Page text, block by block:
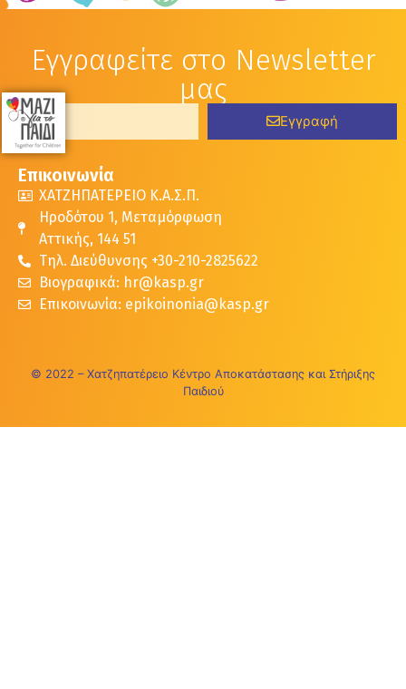
Εγγραφείτε στο Newsletter
μας
Εγγραφή
Επικοινωνία
ΧΑΤΖΗΠΑΤΕΡΕΙΟ Κ.Α.Σ.Π.
Ηροδότου 1, Μεταμόρφωση
Αττικής, 144 51
Τηλ. Διεύθυνσης +30-210-2825622
Βιογραφικά: hr@kasp.gr
Επικοινωνία: epikoinonia@kasp.gr
© 2022 – Χατζηπατέρειο Κέντρο Αποκατάστασης και Στήριξης
Παιδιού